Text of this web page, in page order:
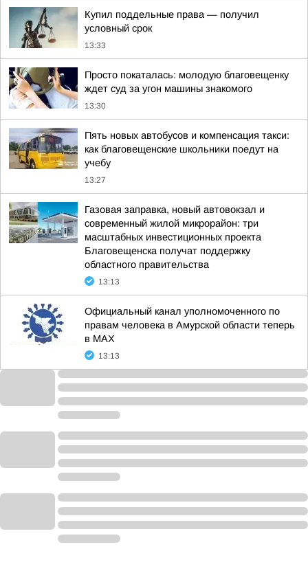
Купил поддельные права — получил
условный срок
13:33
Просто покаталась: молодую благовещенку
ждет суд за угон машины знакомого
13:30
Пять новых автобусов и компенсация такси:
как благовещенские школьники поедут на
учебу
13:27
Газовая заправка, новый автовокзал и
современный жилой микрорайон: три
масштабных инвестиционных проекта
Благовещенска получат поддержку
областного правительства
13:13
Официальный канал уполномоченного по
правам человека в Амурской области теперь
в МАХ
13:13